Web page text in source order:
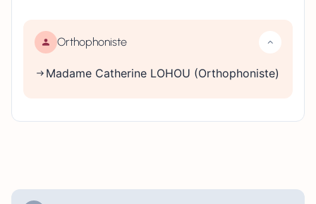
Orthophoniste
Madame Catherine LOHOU (Orthophoniste)